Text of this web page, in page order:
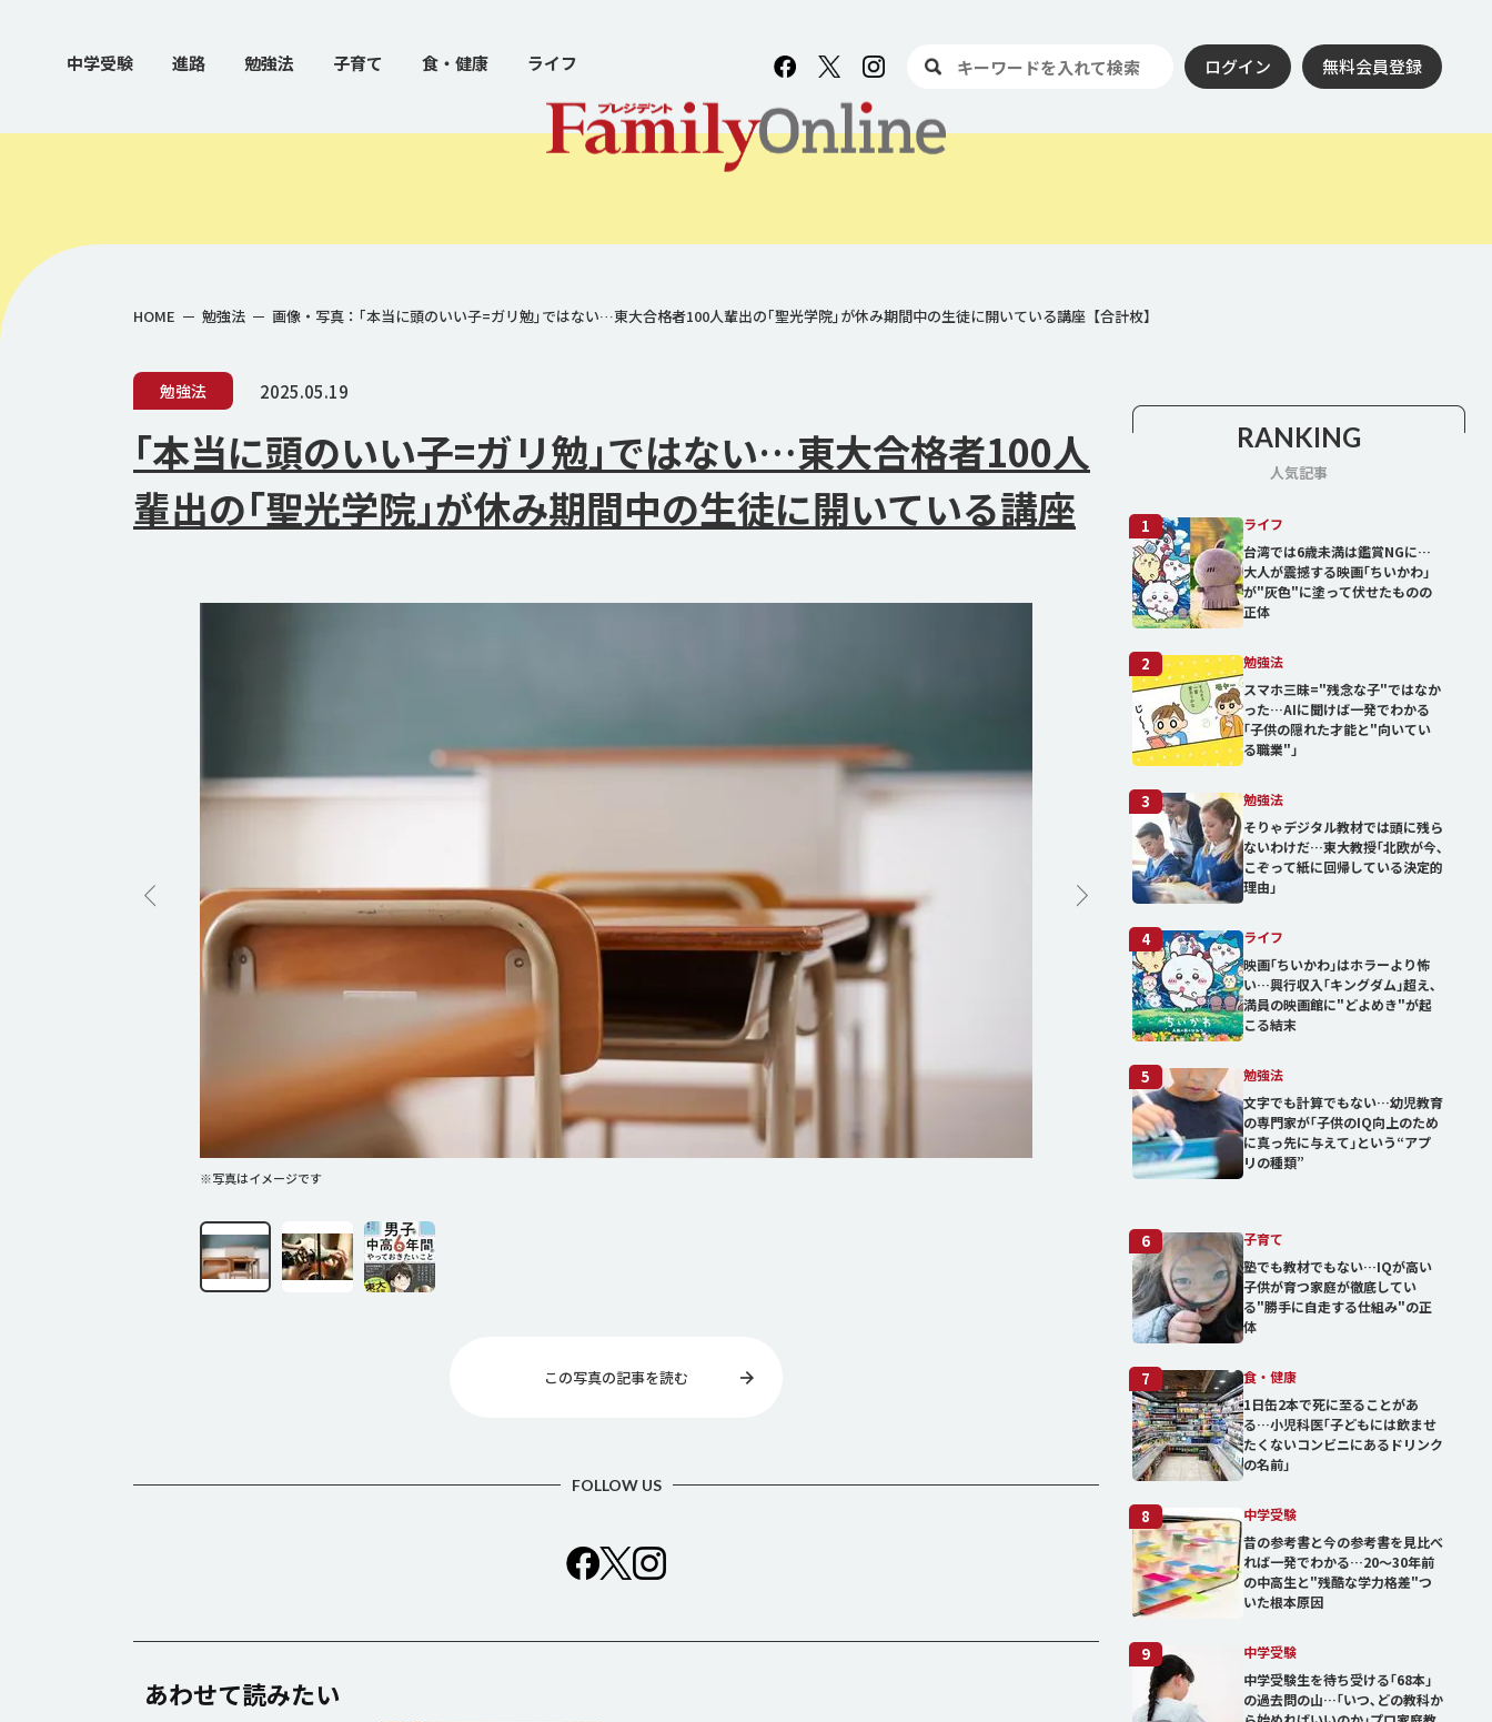
中学受験 進路 勉強法 子育て 食・健康 ライフ ログイン 無料会員登録
HOME 勉強法 画像・写真：｢本当に頭のいい子=ガリ勉｣ではない…東大合格者100人輩出の｢聖光学院｣が休み期間中の生徒に開いている講座【合計枚】
勉強法 2025.05.19
｢本当に頭のいい子=ガリ勉｣ではない…東大合格者100人
輩出の｢聖光学院｣が休み期間中の生徒に開いている講座
※写真はイメージです
この写真の記事を読む
あわせて読みたい
RANKING
人気記事
1
ライフ
台湾では6歳未満は鑑賞NGに…
大人が震撼する映画｢ちいかわ｣
が"灰色"に塗って伏せたものの
正体
2
勉強法
スマホ三昧="残念な子"ではなか
った…AIに聞けば一発でわかる
｢子供の隠れた才能と"向いてい
る職業"｣
3
勉強法
そりゃデジタル教材では頭に残ら
ないわけだ…東大教授｢北欧が今､
こぞって紙に回帰している決定的
理由」
4
ライフ
映画｢ちいかわ｣はホラーより怖
い…興行収入｢キングダム｣超え､
満員の映画館に"どよめき"が起
こる結末
5
勉強法
文字でも計算でもない…幼児教育
の専門家が｢子供のIQ向上のため
に真っ先に与えて｣という“アプ
リの種類”
6
子育て
塾でも教材でもない…IQが高い
子供が育つ家庭が徹底してい
る"勝手に自走する仕組み"の正
体
7
食・健康
1日缶2本で死に至ることがあ
る…小児科医｢子どもには飲ませ
たくないコンビニにあるドリンク
の名前｣
8
中学受験
昔の参考書と今の参考書を見比べ
れば一発でわかる…20～30年前
の中高生と"残酷な学力格差"つ
いた根本原因
9
中学受験
中学受験生を待ち受ける｢68本｣
の過去問の山…｢いつ､どの教科か